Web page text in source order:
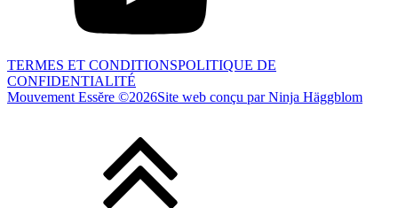
TERMES ET CONDITIONSPOLITIQUE DE
CONFIDENTIALITÉ
Mouvement Essĕre ©2026Site web conçu par Ninja Häggblom